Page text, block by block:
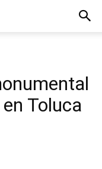
Toluca